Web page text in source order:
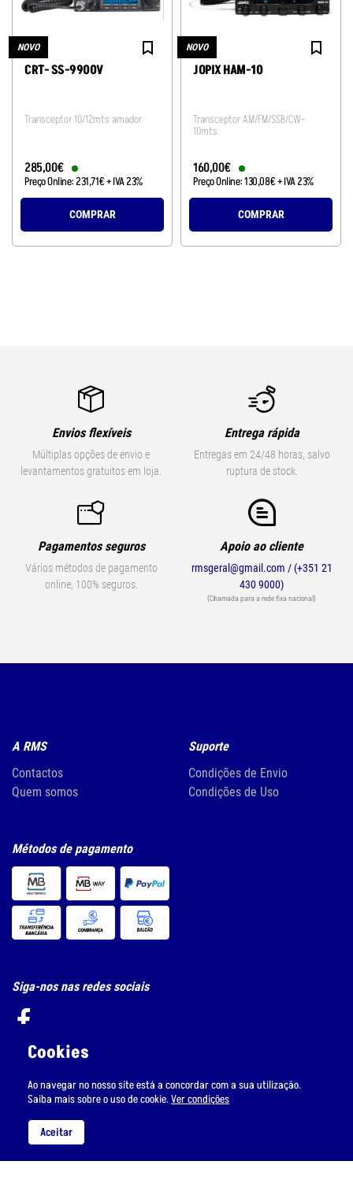
NOVO
CRT- SS-9900V
Transceptor 10/12mts amador
285,00€
Preço Online: 231,71€+ IVA 23%
COMPRAR
NOVO
JOPIX HAM-10
Transceptor AM/FM/SSB/CW-
10mts
160,00€
Preço Online:130,08€+ IVA 23%
COMPRAR
Envios flexíveis
Múltiplas opções de envio e
levantamentos gratuitos em loja.
Entrega rápida
Entregas em 24/48 horas, salvo
ruptura de stock.
Pagamentos seguros
Vários métodos de pagamento
online, 100% seguros.
Apoio ao cliente
rmsgeral@gmail.com / (+351 21
430 9000)
(Chamada para a rede fixa nacional)
A RMS
Contactos
Quem somos
Suporte
Condições de Envio
Condições de Uso
Métodos de pagamento
Siga-nos nas redes sociais
Subscreva a nossa newsletter
Cookies
Ao navegar no nosso site está a concordar com a sua utilização.
Saiba mais sobre o uso de cookie.Ver condições
Aceitar